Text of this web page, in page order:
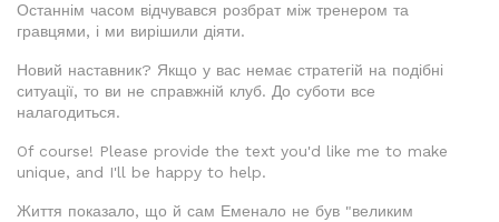
Останнім часом відчувався розбрат між тренером та
гравцями, і ми вирішили діяти.
Новий наставник? Якщо у вас немає стратегій на подібні
ситуації, то ви не справжній клуб. До суботи все
налагодиться.
Of course! Please provide the text you'd like me to make
unique, and I'll be happy to help.
Життя показало, що й сам Еменало не був "великим